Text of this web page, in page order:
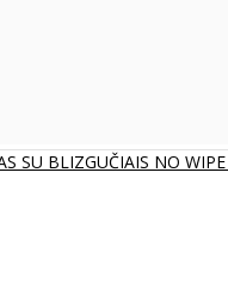
SU BLIZGUČIAIS NO